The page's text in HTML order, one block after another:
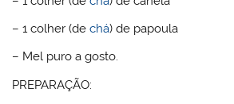
– 1 colher (dechá) de papoula
– Mel puro a gosto.
PREPARAÇÃO: